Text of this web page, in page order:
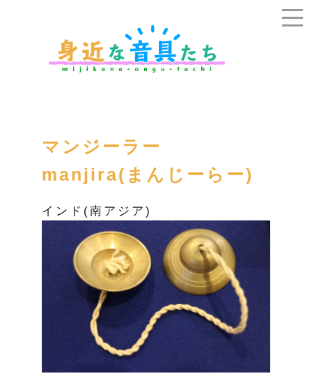
マンジーラー
manjira(まんじーらー)
インド(南アジア)